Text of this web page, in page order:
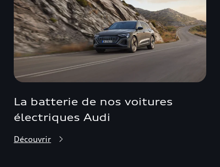
La batterie de nos voitures
électriques Audi
Découvrir